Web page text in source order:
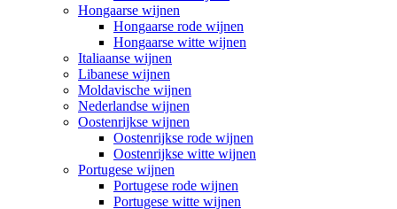
Hongaarse wijnen
Hongaarse rode wijnen
Hongaarse witte wijnen
Italiaanse wijnen
Libanese wijnen
Moldavische wijnen
Nederlandse wijnen
Oostenrijkse wijnen
Oostenrijkse rode wijnen
Oostenrijkse witte wijnen
Portugese wijnen
Portugese rode wijnen
Portugese witte wijnen